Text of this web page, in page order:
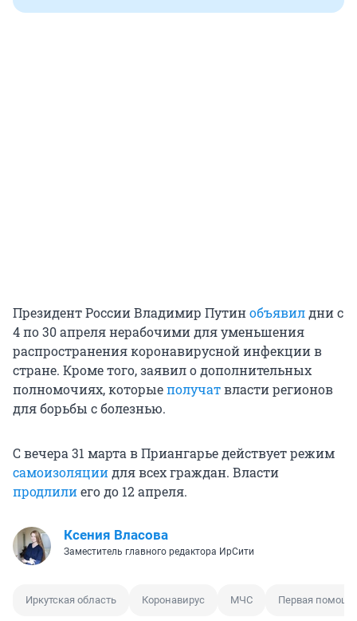
Президент России Владимир Путинобъявилдни с
4 по 30 апреля нерабочими для уменьшения
распространения коронавирусной инфекции в
стране. Кроме того, заявил о дополнительных
полномочиях, которыеполучатвласти регионов
для борьбы с болезнью.
С вечера 31 марта в Приангарье действует режим
самоизоляциидля всех граждан. Власти
продлилиего до 12 апреля.
Ксения Власова
Заместитель главного редактора ИрСити
Иркутская область Коронавирус МЧС Первая помощь